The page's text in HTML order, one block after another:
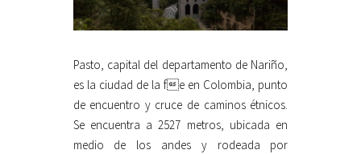
Pasto, capital del departamento de Nariño,
es la ciudad de la fe en Colombia, punto
de encuentro y cruce de caminos étnicos.
Se encuentra a 2527 metros, ubicada en
medio de los andes y rodeada por